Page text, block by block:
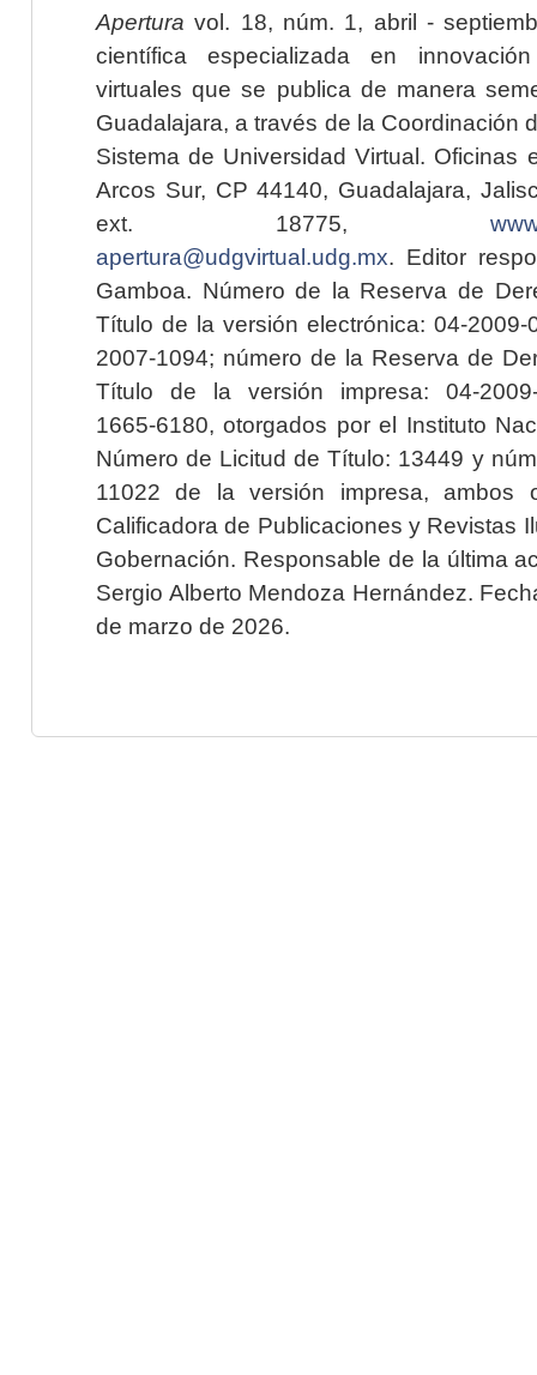
Apertura vol. 18, núm. 1, abril -
científica especializada en
virtuales que se publica de manera
Guadalajara, a través de la Coordinación
Sistema de Universidad Virtual. Oficinas
Arcos Sur, CP 44140, Guadalajara,
ext. 18775,
apertura@udgvirtual.udg.mx. Editor
Gamboa. Número de la Reserva de
Título de la versión electrónica: 04-2009-
2007-1094; número de la Reserva de
Título de la versión impresa: 04-2009-
1665-6180, otorgados por el Instituto
Número de Licitud de Título: 13449 y
11022 de la versión impresa, ambos
Calificadora de Publicaciones y Revistas
Gobernación. Responsable de la última
Sergio Alberto Mendoza Hernández.
de marzo de 2026.